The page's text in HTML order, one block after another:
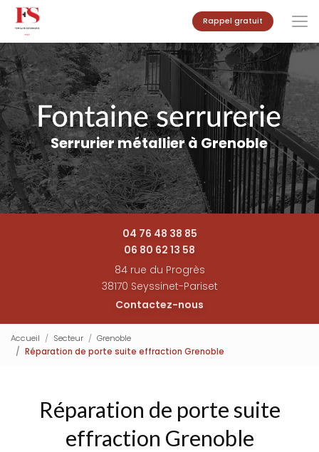
Aller
contenu
principal
Rappel gratuit
Serrurier métallier à Grenoble
04 76 48 38 85
06 80 62 13 58
84 rue du Progrès
38170 Seyssinet-Pariset
Contactez-nous
Accueil Secteur
Grenoble
Réparation de porte suite effraction Grenoble
Réparation de porte suite
effraction Grenoble